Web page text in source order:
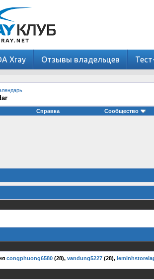
Xray Отзывы владельцев
Справка Сообщество
congphuong6580 (28), vandung5227 (28),